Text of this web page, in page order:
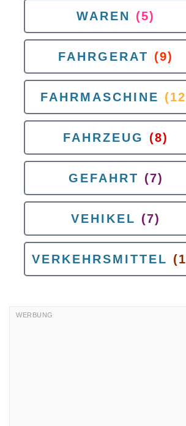
WAREN (5)
FAHRGERAT (9)
FAHRMASCHINE
FAHRZEUG (8)
GEFAHRT (7)
VEHIKEL (7)
VERKEHRSMITTEL